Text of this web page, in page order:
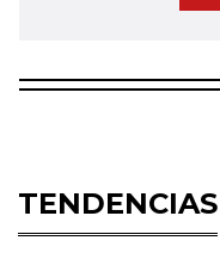
TENDENCIAS